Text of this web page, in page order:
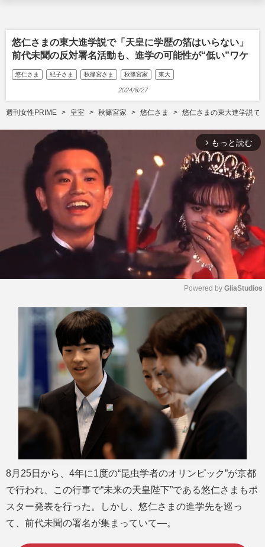
悠仁さまの東大進学説で「天皇に学歴の箔はいらない」
前代未聞の反対署名活動も、進学の可能性が“低い”ワケ
悠仁さま 紀子さま 秋篠宮さま 秋篠宮家 東大
2024/8/27
週刊女性PRIME 皇室 秋篠宮家 悠仁さま 悠仁さまの東大進学説で
arrow_forward_ios もっと読む
u
Powered by GliaStudios
8月25日から、4年に1度の“昆虫学者のオリンピック”が京都
で行われ、この行事で“未来の天皇陛下”である悠仁さまもポ
スター発表を行った。しかし、悠仁さまの進学先を巡っ
て、前代未聞の署名が集まっていて―。